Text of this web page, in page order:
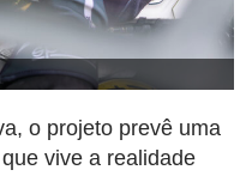
o projeto prevê uma
vive a realidade